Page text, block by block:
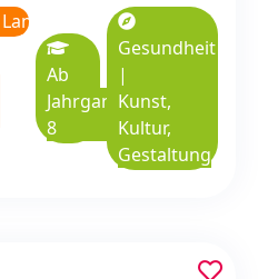
Langzeitpraktikum
Ab
Jahrgangsstufe
8
Gesundheit
|
Kunst,
Kultur,
Gestaltung